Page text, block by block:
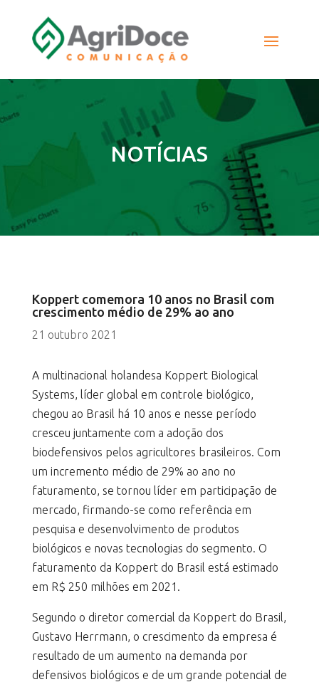
NOTÍCIAS
Koppert comemora 10 anos no Brasil com
crescimento médio de 29% ao ano
21 outubro 2021
A multinacional holandesa Koppert Biological
Systems, líder global em controle biológico,
chegou ao Brasil há 10 anos e nesse período
cresceu juntamente com a adoção dos
biodefensivos pelos agricultores brasileiros. Com
um incremento médio de 29% ao ano no
faturamento, se tornou líder em participação de
mercado, firmando-se como referência em
pesquisa e desenvolvimento de produtos
biológicos e novas tecnologias do segmento. O
faturamento da Koppert do Brasil está estimado
em R$ 250 milhões em 2021.
Segundo o diretor comercial da Koppert do Brasil,
Gustavo Herrmann, o crescimento da empresa é
resultado de um aumento na demanda por
defensivos biológicos e de um grande potencial de